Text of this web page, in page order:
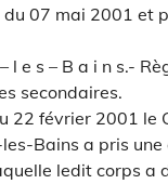
07 mai 2001 et
l e s – B a i n s.-
secondaires.
22 février 2001 le
Bains a pris
ledit corps a